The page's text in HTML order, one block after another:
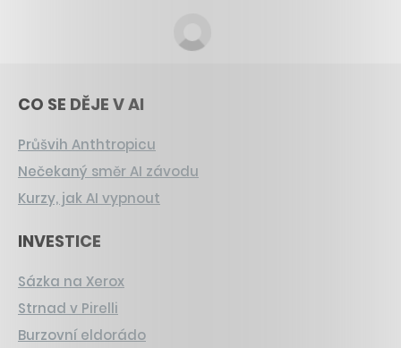
CO SE DĚJE V AI
Průšvih Anthtropicu
Nečekaný směr AI závodu
Kurzy, jak AI vypnout
INVESTICE
Sázka na Xerox
Strnad v Pirelli
Burzovní eldorádo